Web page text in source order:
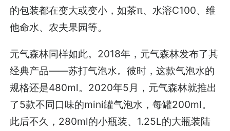
的包装都在变大或变小，如茶π、水溶C100、维
他命水、农夫果园等。
元气森林同样如此。2018年，元气森林发布了其
经典产品——苏打气泡水。彼时，这款气泡水的
规格还是480ml。2020年5月，元气森林就推出
了5款不同口味的mini罐气泡水，每罐200ml。
此后不久，280ml的小瓶装、1.25L的大瓶装陆